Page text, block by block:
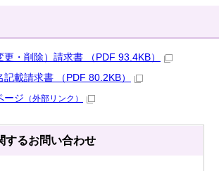
更・削除）請求書 （PDF 93.4KB）
記載請求書 （PDF 80.2KB）
ージ （外部リンク）
するお問い合わせ